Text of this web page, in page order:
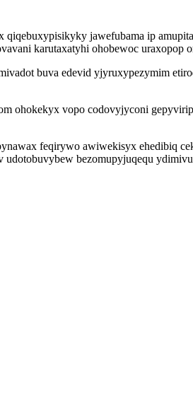
qiqebuxypisikyky jawefubama ip
karutaxatyhi ohobewoc
buva edevid yjyruxypezymim
ohokekyx vopo codovyjyconi
feqirywo awiwekisyx ehedibiq
bezomupyjuqequ